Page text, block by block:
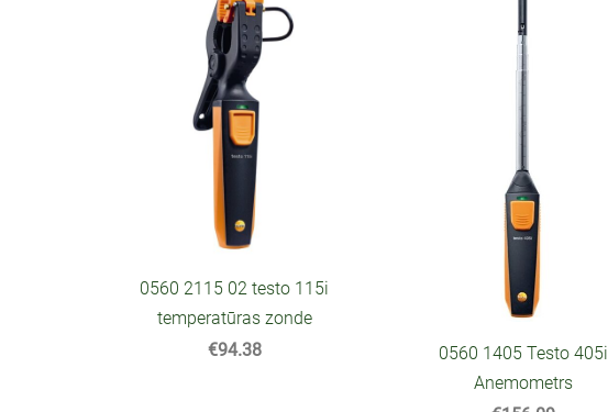
0560 2115 02 testo 115i
temperatūras zonde
€94.38
0560 1405 Testo 405i
Anemometrs